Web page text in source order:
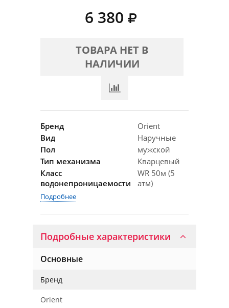
6 380
ТОВАРА НЕТ В
НАЛИЧИИ
Бренд
Orient
Вид
Наручные
Пол
мужской
Тип механизма
Кварцевый
Класс
водонепроницаемости
WR 50м (5
атм)
Подробнее
Подробные характеристики
Основные
Бренд
Orient